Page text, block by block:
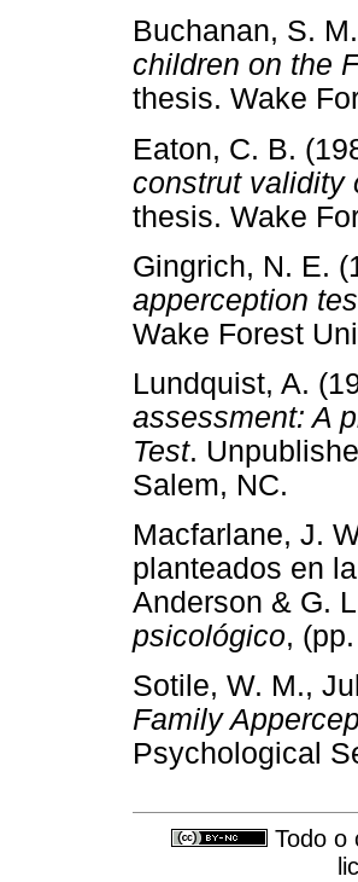
Buchanan, S.
children on the
thesis. Wake
Eaton, C. B.
construt validity
thesis. Wake
Gingrich, N. E.
apperception
Wake Forest
Lundquist, A.
assessment: A
Test.
Salem, NC.
Macfarlane, J.
planteados en
Anderson & G.
psicológico,
Sotile, W. M.,
Family
Psychological
Todo o